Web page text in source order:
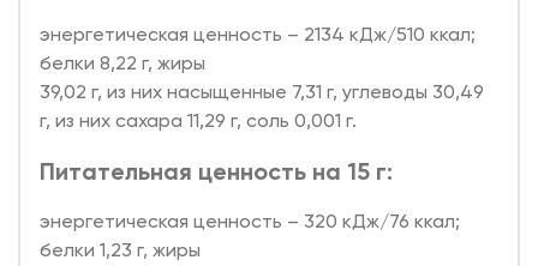
энергетическая ценность – 2134 кДж/510 ккал;
белки 8,22 г, жиры
39,02 г, из них насыщенные 7,31 г, углеводы 30,49
г, из них сахара 11,29 г, соль 0,001 г.
Питательная ценность на 15 г:
энергетическая ценность – 320 кДж/76 ккал;
белки 1,23 г, жиры